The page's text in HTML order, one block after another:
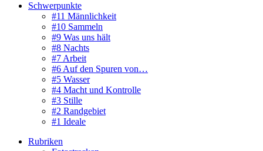
Schwerpunkte
#11 Männlichkeit
#10 Sammeln
#9 Was uns hält
#8 Nachts
#7 Arbeit
#6 Auf den Spuren von…
#5 Wasser
#4 Macht und Kontrolle
#3 Stille
#2 Randgebiet
#1 Ideale
Rubriken